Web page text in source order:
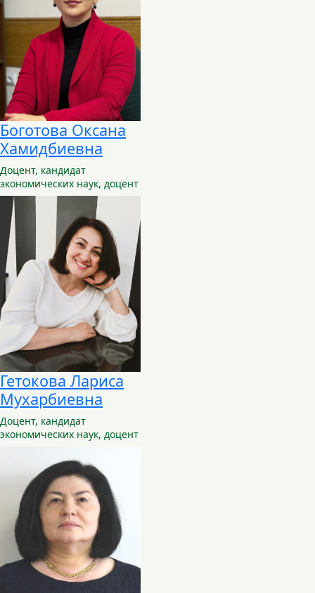
Боготова Оксана
Хамидбиевна
Доцент, кандидат
экономических наук, доцент
Гетокова Лариса
Мухарбиевна
Доцент, кандидат
экономических наук, доцент